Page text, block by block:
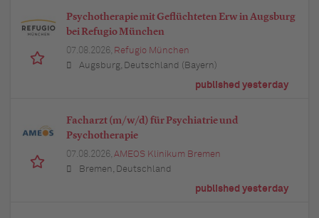
Psychotherapie mit Geflüchteten Erw in Augsburg
bei Refugio München
07.08.2026, Refugio München
Augsburg, Deutschland (Bayern)
published yesterday
Facharzt (m/w/d) für Psychiatrie und
Psychotherapie
07.08.2026, AMEOS Klinikum Bremen
Bremen, Deutschland
published yesterday